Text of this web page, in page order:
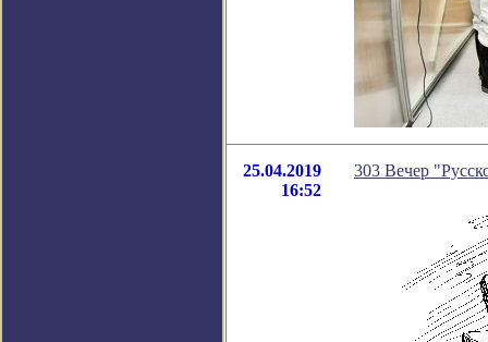
25.04.2019
16:52
303 Вечер